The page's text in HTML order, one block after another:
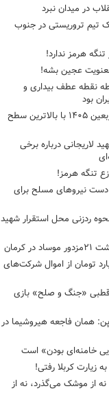
در میدان نبرد
تیم تروریستی در جنوب
هرمز ندارد!
عجین بشه!
نقطه عطف بیداری و
بود
پورجمشیدیان: اربعین ۱۴۰۵ با بالاترین سطح
لاریجانی درباره برخی
تنگه هرمز!
دست نیروهای مسلح برای
ردزنی محل استقرار شهید
کرمان
۱۶۷۳ میلیارد تومان از اموال شرکت‌های
«جنگ و صلح‌» بازی
همان فاجعه هیروشیما در
خامنه‌ای بودن» است
زیارت کربلا رفتی!
از موشک می‌گذرد، نه از